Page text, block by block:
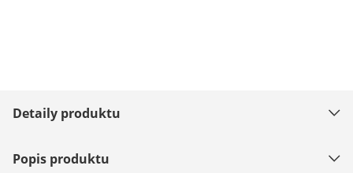
Detaily produktu
Popis produktu